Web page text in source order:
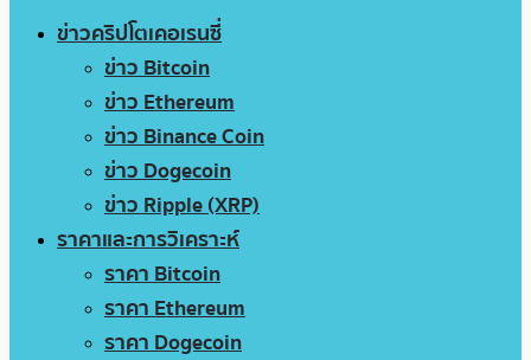
ข่าวคริปโตเคอเรนซี่
ข่าว Bitcoin
ข่าว Ethereum
ข่าว Binance Coin
ข่าว Dogecoin
ข่าว Ripple (XRP)
ราคาและการวิเคราะห์
ราคา Bitcoin
ราคา Ethereum
ราคา Dogecoin